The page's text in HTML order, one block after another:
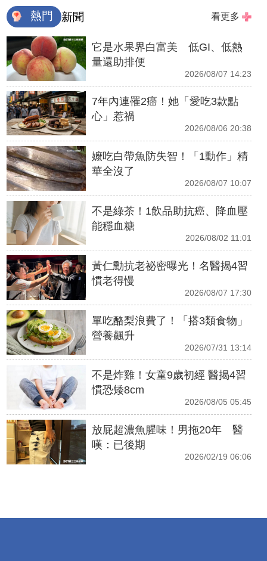
熱門 新聞 看更多
它是水果界白富美 低GI、低熱
量還助排便
2026/08/07 14:23
7年內連罹2癌！她「愛吃3款點
心」惹禍
2026/08/06 20:38
嬤吃白帶魚防失智！「1動作」精
華全沒了
2026/08/07 10:07
不是綠茶！1飲品助抗癌、降血壓
能穩血糖
2026/08/02 11:01
黃仁勳抗老祕密曝光！名醫揭4習
慣老得慢
2026/08/07 17:30
單吃酪梨浪費了！「搭3類食物」
營養飆升
2026/07/31 13:14
不是炸雞！女童9歲初經 醫揭4習
慣恐矮8cm
2026/08/05 05:45
放屁超濃魚腥味！男拖20年 醫
嘆：已後期
2026/02/19 06:06